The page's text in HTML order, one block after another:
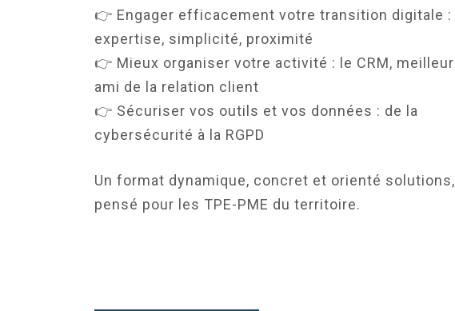
👉 Engager efficacement votre transition digitale :
expertise, simplicité, proximité
👉 Mieux organiser votre activité : le CRM, meilleur
ami de la relation client
👉 Sécuriser vos outils et vos données : de la
cybersécurité à la RGPD
Un format dynamique, concret et orienté solutions,
pensé pour les TPE-PME du territoire.